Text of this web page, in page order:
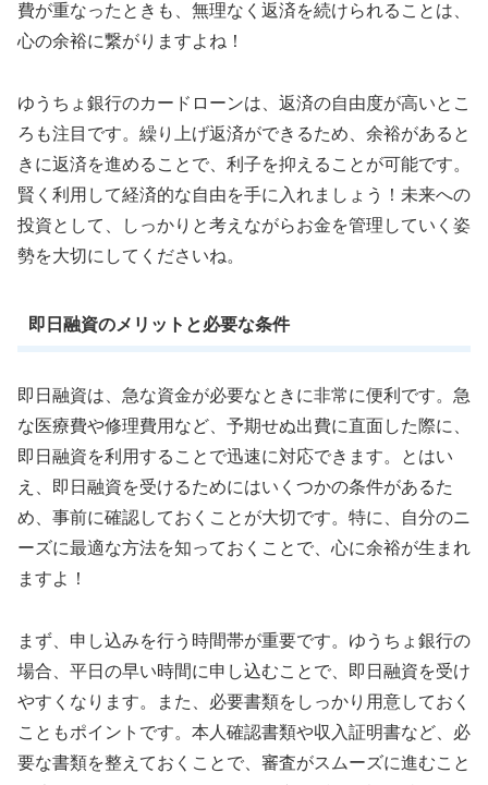
費が重なったときも、無理なく返済を続けられることは、
心の余裕に繋がりますよね！
ゆうちょ銀行のカードローンは、返済の自由度が高いとこ
ろも注目です。繰り上げ返済ができるため、余裕があると
きに返済を進めることで、利子を抑えることが可能です。
賢く利用して経済的な自由を手に入れましょう！未来への
投資として、しっかりと考えながらお金を管理していく姿
勢を大切にしてくださいね。
即日融資のメリットと必要な条件
即日融資は、急な資金が必要なときに非常に便利です。急
な医療費や修理費用など、予期せぬ出費に直面した際に、
即日融資を利用することで迅速に対応できます。とはい
え、即日融資を受けるためにはいくつかの条件があるた
め、事前に確認しておくことが大切です。特に、自分のニ
ーズに最適な方法を知っておくことで、心に余裕が生まれ
ますよ！
まず、申し込みを行う時間帯が重要です。ゆうちょ銀行の
場合、平日の早い時間に申し込むことで、即日融資を受け
やすくなります。また、必要書類をしっかり用意しておく
こともポイントです。本人確認書類や収入証明書など、必
要な書類を整えておくことで、審査がスムーズに進むこと